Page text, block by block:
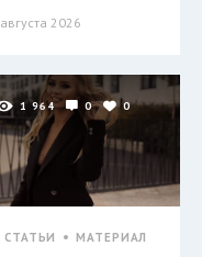
2026
1 964 0 0
СТАТЬИ МАТЕРИАЛ